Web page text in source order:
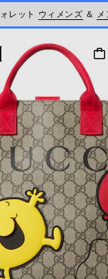
レット ウィメンズ ＆
Gucci x 安藤七宝店
イン限定 〔GGマーモント